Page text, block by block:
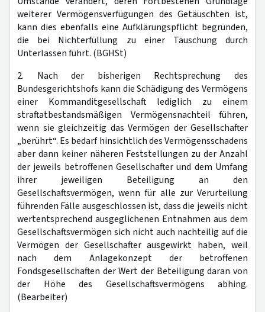
weiterer Vermögensverfügungen des Getäuschten ist,
kann dies ebenfalls eine Aufklärungspflicht begründen,
die bei Nichterfüllung zu einer Täuschung durch
Unterlassen führt. (BGHSt)
2. Nach der bisherigen Rechtsprechung des
Bundesgerichtshofs kann die Schädigung des Vermögens
einer Kommanditgesellschaft lediglich zu einem
straftatbestandsmäßigen Vermögensnachteil führen,
wenn sie gleichzeitig das Vermögen der Gesellschafter
„berührt“. Es bedarf hinsichtlich des Vermögensschadens
aber dann keiner näheren Feststellungen zu der Anzahl
der jeweils betroffenen Gesellschafter und dem Umfang
ihrer jeweiligen Beteiligung an den
Gesellschaftsvermögen, wenn für alle zur Verurteilung
führenden Fälle ausgeschlossen ist, dass die jeweils nicht
wertentsprechend ausgeglichenen Entnahmen aus dem
Gesellschaftsvermögen sich nicht auch nachteilig auf die
Vermögen der Gesellschafter ausgewirkt haben, weil
nach dem Anlagekonzept der betroffenen
Fondsgesellschaften der Wert der Beteiligung daran von
der Höhe des Gesellschaftsvermögens abhing.
(Bearbeiter)